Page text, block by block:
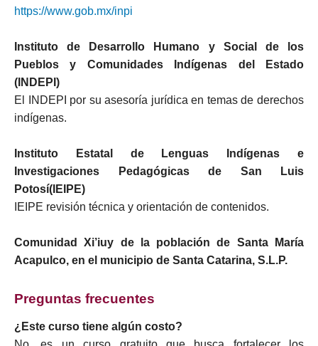
https://www.gob.mx/inpi
Instituto de Desarrollo Humano y Social de los
Pueblos y Comunidades Indígenas del Estado
(INDEPI)
El INDEPI por su asesoría jurídica en temas de derechos
indígenas.
Instituto Estatal de Lenguas Indígenas e
Investigaciones Pedagógicas de San Luis
Potosí(IEIPE)
IEIPE revisión técnica y orientación de contenidos.
Comunidad Xi’iuy de la población de Santa María
Acapulco, en el municipio de Santa Catarina, S.L.P.
Preguntas frecuentes
¿Este curso tiene algún costo?